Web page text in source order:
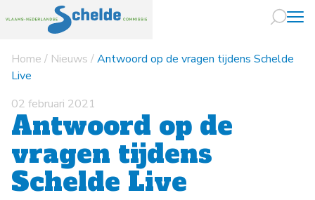
Naar
Home / Nieuws /Antwoord op de vragen tijdens Schelde
Live
02 februari 2021
Antwoord op de
vragen tijdens
Schelde Live